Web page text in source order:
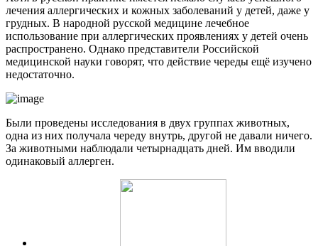
лечения аллергических и кожных заболеваний у детей, даже у
грудных. В народной русской медицине лечебное
использование при аллергических проявлениях у детей очень
распространено. Однако представители Российской
медицинской науки говорят, что действие череды ещё изучено
недостаточно.
Были проведены исследования в двух группах животных,
одна из них получала череду внутрь, другой не давали ничего.
За животными наблюдали четырнадцать дней. Им вводили
одинаковый аллерген.